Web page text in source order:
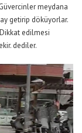
meydana
getirip döküyorlar.
edilmesi
dediler.